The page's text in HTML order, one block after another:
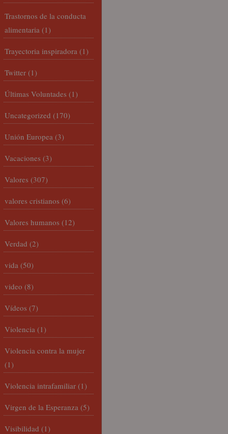
Trastornos de la conducta
alimentaria (1)
Trayectoria inspiradora (1)
Twitter (1)
Últimas Voluntades (1)
Uncategorized (170)
Unión Europea (3)
Vacaciones (3)
Valores (307)
valores cristianos (6)
Valores humanos (12)
Verdad (2)
vida (50)
video (8)
Vídeos (7)
Violencia (1)
Violencia contra la mujer
(1)
Violencia intrafamiliar (1)
Virgen de la Esperanza (5)
Visibilidad (1)